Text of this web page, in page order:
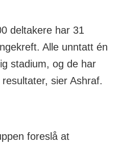
overlege
Kreftregisteret
spesialist i
i
deltakere har 31
Alle unntatt én
stadium, og de har
sier Ashraf.
foreslå at